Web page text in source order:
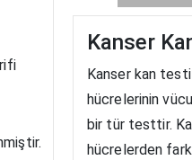
Kanser
Kanser kan
hücrelerinin
bir tür testtir.
hücrelerden